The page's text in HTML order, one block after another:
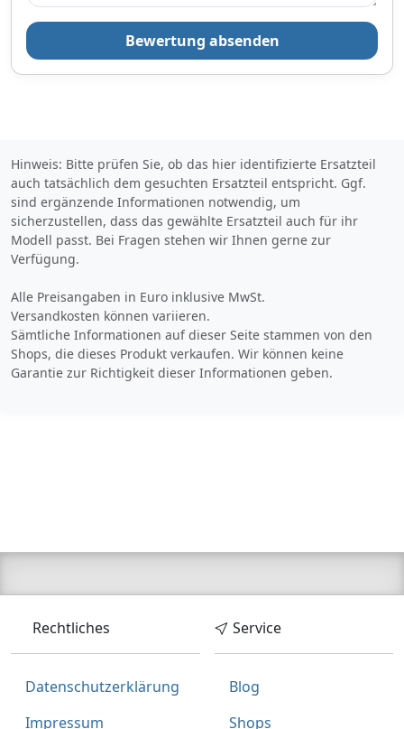
37,92€
inklusive Mehrwertsteuer
Bezahlarten
Lieferung
2-3 Werktage
Zum Angebot
Produktinformationen des Anbieters
Bewertung absenden
Hinweis: Bitte prüfen Sie, ob das hier identifizierte Ersatzteil
auch tatsächlich dem gesuchten Ersatzteil entspricht. Ggf.
sind ergänzende Informationen notwendig, um
sicherzustellen, dass das gewählte Ersatzteil auch für ihr
Modell passt. Bei Fragen stehen wir Ihnen gerne zur
Verfügung.
Alle Preisangaben in Euro inklusive MwSt.
Versandkosten können variieren.
Sämtliche Informationen auf dieser Seite stammen von den
Shops, die dieses Produkt verkaufen. Wir können keine
Garantie zur Richtigkeit dieser Informationen geben.
Rechtliches
Datenschutzerklärung
Impressum
Service
Blog
Shops